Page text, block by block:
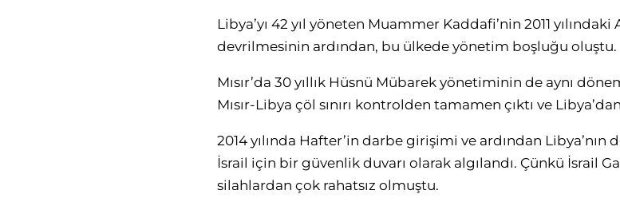
Libya’yı 42 yıl yöneten Muammer Kaddafi’nin 2011 yılındaki
devrilmesinin ardından, bu ülkede yönetim boşluğu oluştu.
Mısır’da 30 yıllık Hüsnü Mübarek yönetiminin de aynı
Mısır-Libya çöl sınırı kontrolden tamamen çıktı ve
2014 yılında Hafter’in darbe girişimi ve ardından
İsrail için bir güvenlik duvarı olarak algılandı. Çünkü İsrail
silahlardan çok rahatsız olmuştu.